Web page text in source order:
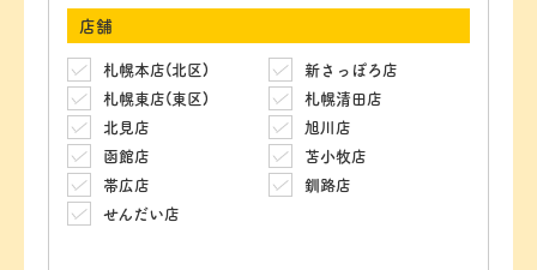
店舗
札幌本店(北区)
新さっぽろ店
札幌東店(東区)
札幌清田店
北見店
旭川店
函館店
苫小牧店
帯広店
釧路店
せんだい店